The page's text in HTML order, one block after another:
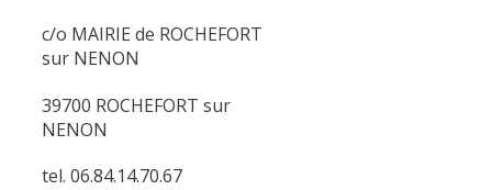
c/o MAIRIE de ROCHEFORT
sur NENON
39700 ROCHEFORT sur
NENON
tel. 06.84.14.70.67